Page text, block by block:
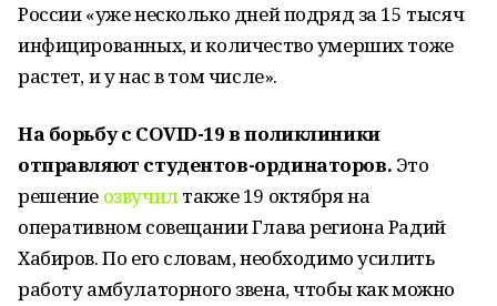
России «уже несколько дней подряд за 15 тысяч
инфицированных, и количество умерших тоже
растет, и у нас в том числе».
На борьбу с COVID-19 в поликлиники
отправляют студентов-ординаторов. Это
решение озвучилтакже 19 октября на
оперативном совещании Глава региона Радий
Хабиров. По его словам, необходимо усилить
работу амбулаторного звена, чтобы как можно